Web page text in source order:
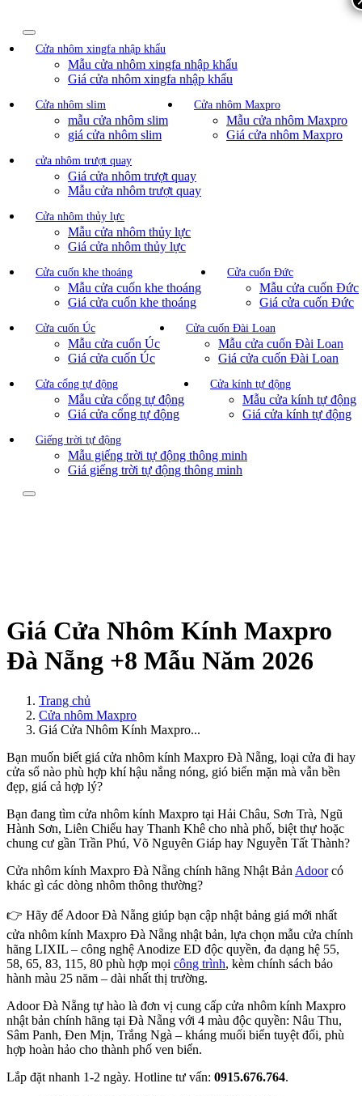
Cửa nhôm xingfa nhập khẩu
Mẫu cửa nhôm xingfa nhập khẩu
Giá cửa nhôm xingfa nhập khẩu
Cửa nhôm slim
mẫu cửa nhôm slim
giá cửa nhôm slim
Cửa nhôm Maxpro
Mẫu cửa nhôm Maxpro
Giá cửa nhôm Maxpro
cửa nhôm trượt quay
Giá cửa nhôm trượt quay
Mẫu cửa nhôm trượt quay
Cửa nhôm thủy lực
Mẫu cửa nhôm thủy lực
Giá cửa nhôm thủy lực
Cửa cuốn khe thoáng
Mẫu cửa cuốn khe thoáng
Giá cửa cuốn khe thoáng
Cửa cuốn Đức
Mẫu cửa cuốn Đức
Giá cửa cuốn Đức
Cửa cuốn Úc
Mẫu cửa cuốn Úc
Giá cửa cuốn Úc
Cửa cuốn Đài Loan
Mẫu cửa cuốn Đài Loan
Giá cửa cuốn Đài Loan
Cửa cổng tự động
Mẫu cửa cổng tự động
Giá cửa cổng tự động
Cửa kính tự động
Mẫu cửa kính tự động
Giá cửa kính tự động
Giếng trời tự động
Mẫu giếng trời tự động thông minh
Giá giếng trời tự động thông minh
Giá Cửa Nhôm Kính Maxpro
Đà Nẵng +8 Mẫu Năm 2026
Trang chủ
Cửa nhôm Maxpro
Giá Cửa Nhôm Kính Maxpro...
Bạn muốn biết giá cửa nhôm kính Maxpro Đà Nẵng, loại cửa đi hay
cửa sổ nào phù hợp khí hậu nắng nóng, gió biển mặn mà vẫn bền
đẹp, giá cả hợp lý?
Bạn đang tìm cửa nhôm kính Maxpro tại Hải Châu, Sơn Trà, Ngũ
Hành Sơn, Liên Chiểu hay Thanh Khê cho nhà phố, biệt thự hoặc
chung cư gần Trần Phú, Võ Nguyên Giáp hay Nguyễn Tất Thành?
Cửa nhôm kính Maxpro Đà Nẵng chính hãng Nhật Bản Adoorcó
khác gì các dòng nhôm thông thường?
👉 Hãy để Adoor Đà Nẵng giúp bạn cập nhật bảng giá mới nhất
cửa nhôm kính Maxpro Đà Nẵng nhật bản, lựa chọn mẫu cửa chính
hãng LIXIL – công nghệ Anodize ED độc quyền, đa dạng hệ 55,
58, 65, 83, 115, 80 phù hợp mọi công trình, kèm chính sách bảo
hành màu 25 năm – dài nhất thị trường.
Adoor Đà Nẵng tự hào là đơn vị cung cấp cửa nhôm kính Maxpro
nhật bản chính hãng tại Đà Nẵng với 4 màu độc quyền: Nâu Thu,
Sâm Panh, Đen Mịn, Trắng Ngà – kháng muối biển tuyệt đối, phù
hợp hoàn hảo cho thành phố ven biển.
Lắp đặt nhanh 1-2 ngày. Hotline tư vấn: 0915.676.764.